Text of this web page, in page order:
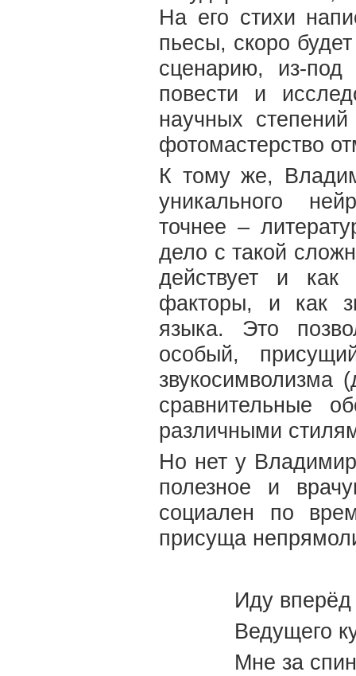
На его стихи
пьесы, скоро
сценарию, из-
повести и
научных
фотомастерство
К тому же,
уникального
точнее –
дело с такой
действует и как
факторы, и как
языка. Это
особый,
звукосимволизма
сравнительные
различными
Но нет у
полезное и
социален по
присуща
Иду
Ведущего
Мне за